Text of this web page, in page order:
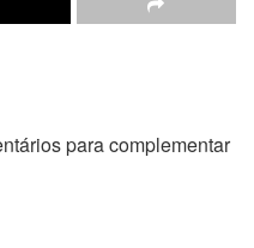
para complementar